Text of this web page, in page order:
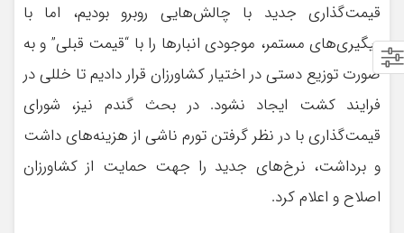
قیمت‌گذاری جدید با چالش‌هایی روبرو بودیم، اما با
پیگیری‌های مستمر، موجودی انبارها را با “قیمت قبلی” و به
صورت توزیع دستی در اختیار کشاورزان قرار دادیم تا خللی در
فرایند کشت ایجاد نشود. در بحث گندم نیز، شورای
قیمت‌گذاری با در نظر گرفتن تورم ناشی از هزینه‌های داشت
و برداشت، نرخ‌های جدید را جهت حمایت از کشاورزان
اصلاح و اعلام کرد.